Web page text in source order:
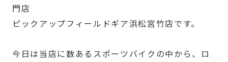
門店
ピックアップフィールドギア浜松宮竹店です。
今日は当店に数あるスポーツバイクの中から、ロ